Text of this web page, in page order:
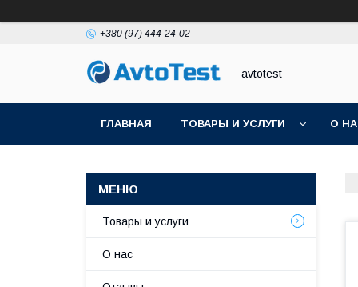
+380 (97) 444-24-02
avtotest
ГЛАВНАЯ ТОВАРЫ И УСЛУГИ О
Товары и услуги
О нас